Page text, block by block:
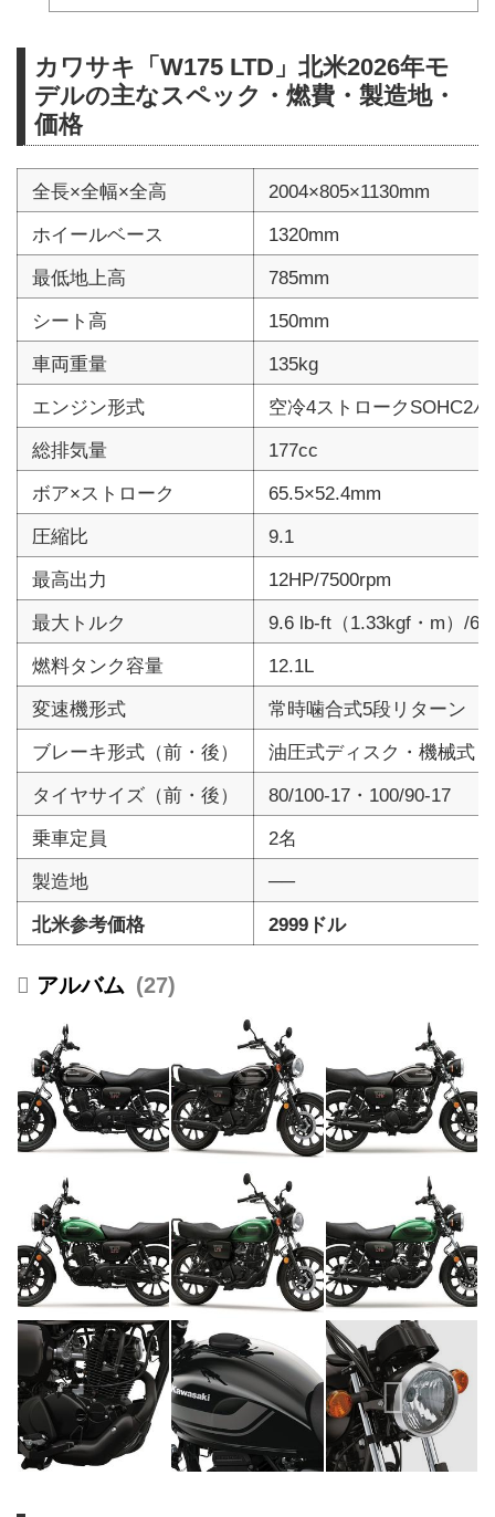
カワサキ「W175 LTD」北米2026年モ
デルの主なスペック・燃費・製造地・
価格
全長×全幅×全高
2004×805×1130mm
ホイールベース
1320mm
最低地上高
785mm
シート高
150mm
車両重量
135kg
エンジン形式
空冷4ストロークSOHC2
総排気量
177cc
ボア×ストローク
65.5×52.4mm
圧縮比
9.1
最高出力
12HP/7500rpm
最大トルク
9.6 lb-ft（1.33kgf・m）/
燃料タンク容量
12.1L
変速機形式
常時噛合式5段リターン
ブレーキ形式（前・後）
油圧式ディスク・機械式
タイヤサイズ（前・後）
80/100-17・100/90-17
乗車定員
2名
製造地
──
北米参考価格
2999ドル
27